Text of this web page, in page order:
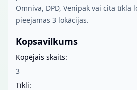
Omniva, DPD, Venipak vai cita tīkla
pieejamas 3 lokācijas.
Kopsavilkums
Kopējais skaits:
3
Tīkli: